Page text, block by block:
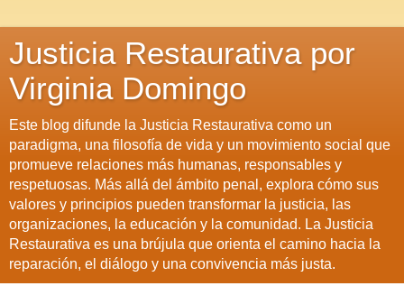
Justicia Restaurativa por
Virginia Domingo
Este blog difunde la Justicia Restaurativa como un
paradigma, una filosofía de vida y un movimiento social que
promueve relaciones más humanas, responsables y
respetuosas. Más allá del ámbito penal, explora cómo sus
valores y principios pueden transformar la justicia, las
organizaciones, la educación y la comunidad. La Justicia
Restaurativa es una brújula que orienta el camino hacia la
reparación, el diálogo y una convivencia más justa.